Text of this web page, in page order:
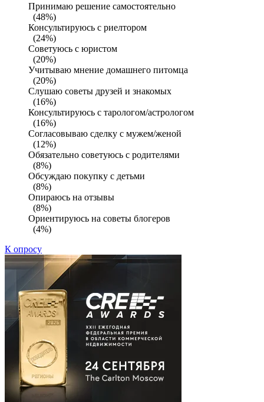
Принимаю решение самостоятельно
(48%)
Консультируюсь с риелтором
(24%)
Советуюсь с юристом
(20%)
Учитываю мнение домашнего питомца
(20%)
Слушаю советы друзей и знакомых
(16%)
Консультируюсь с тарологом/астрологом
(16%)
Согласовываю сделку с мужем/женой
(12%)
Обязательно советуюсь с родителями
(8%)
Обсуждаю покупку с детьми
(8%)
Опираюсь на отзывы
(8%)
Ориентируюсь на советы блогеров
(4%)
К опросу